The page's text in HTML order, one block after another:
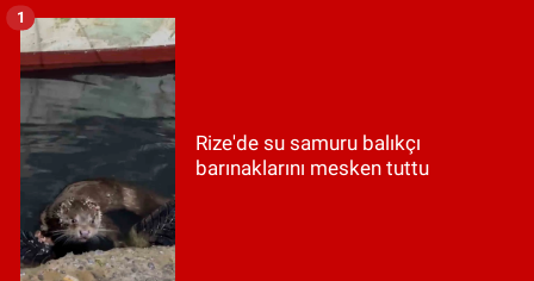
Rize'de su samuru balıkçı
barınaklarını mesken tuttu
1